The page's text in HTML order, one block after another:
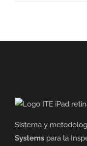
Sistema y
Systems para la